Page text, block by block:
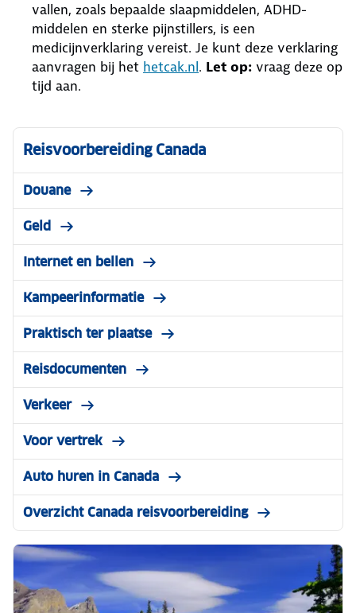
vallen, zoals bepaalde slaapmiddelen, ADHD-
middelen en sterke pijnstillers, is een
medicijnverklaring vereist. Je kunt deze verklaring
aanvragen bij het hetcak.nl. Let op: vraag deze op
tijd aan.
Reisvoorbereiding Canada
Douane
Geld
Internet en bellen
Kampeerinformatie
Praktisch ter plaatse
Reisdocumenten
Verkeer
Voor vertrek
Auto huren in Canada
Overzicht Canada reisvoorbereiding